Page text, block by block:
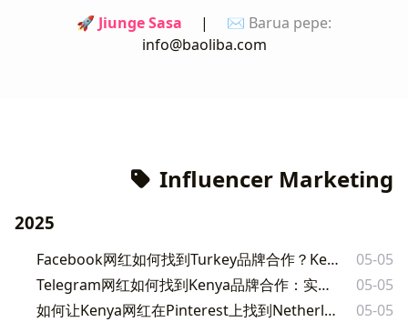
🚀 Jiunge Sasa |
✉️ Barua pepe:
info@baoliba.com
Influencer Marketing
2025
Facebook网红如何找到Turkey品牌合作？Kenya博主实战指南（2025版）
05-05
Telegram网红如何找到Kenya品牌合作：实战指南（2025年版）
05-05
如何让Kenya网红在Pinterest上找到Netherlands品牌合作的实战指南
05-05